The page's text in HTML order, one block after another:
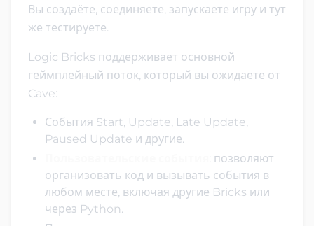
Вы создаёте, соединяете, запускаете игру и тут
же тестируете.
Logic Bricks поддерживает основной
геймплейный поток, который вы ожидаете от
Cave:
События Start, Update, Late Update,
Paused Update и другие.
: позволяют
организовать код и вызывать события в
любом месте, включая другие Bricks или
через Python.